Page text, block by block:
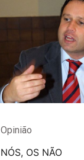
Opinião
NÓS, OS NÃO